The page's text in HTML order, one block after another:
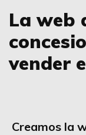
La web
vender
Creamos la